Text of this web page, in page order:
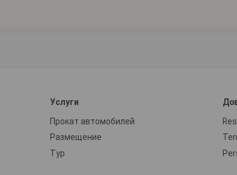
Услуги
Прокат автомобилей
Размещение
Тур